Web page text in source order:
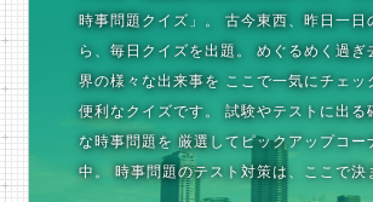
時事問題クイズ」。
古今東西、昨日一日
ら、毎日クイズを出題。
めぐるめく過ぎ
界の様々な出来事を ここで一気にチェッ
便利なクイズです。
試験やテストに出る
な時事問題を 厳選してピックアップコー
中。
時事問題のテスト対策は、ここで決